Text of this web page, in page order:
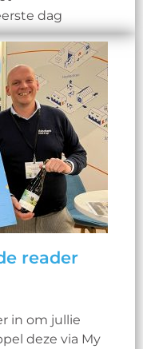
dag
reader
in om jullie
deze via My